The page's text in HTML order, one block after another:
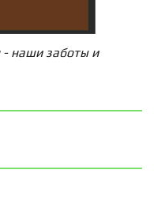
- наши заботы и